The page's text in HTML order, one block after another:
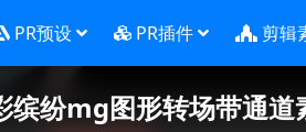
PR预设 PR插件 剪辑
缤纷mg图形转场带通道